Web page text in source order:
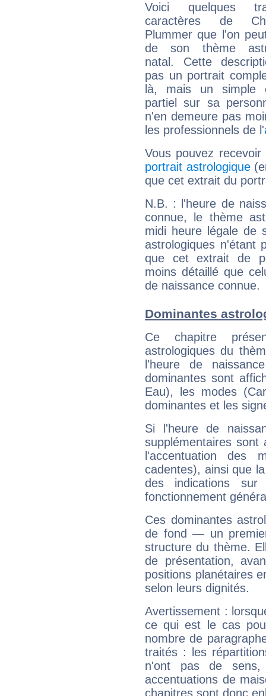
Voici quelques
caractères de
Plummer que l'on
de son thème
natal. Cette
pas un portrait
là, mais un simple
partiel sur sa
n'en demeure pas
les professionnels de l'
Vous pouvez
portrait astrologique
que cet extrait du
N.B. : l'heure de
connue, le thème
midi heure légale de
astrologiques n'étant
que cet extrait de
moins détaillé que
de naissance connue.
Dominantes
Ce chapitre
astrologiques du
l'heure de
dominantes sont
Eau), les modes
dominantes et les
Si l'heure de
supplémentaires sont
l'accentuation des
cadentes), ainsi que
des indications sur
fonctionnement
Ces dominantes
de fond — un
structure du thème.
de présentation,
positions planétaires
selon leurs dignités.
Avertissement :
ce qui est le cas
nombre de
traités : les
n'ont pas de sens,
accentuations de
chapitres sont donc